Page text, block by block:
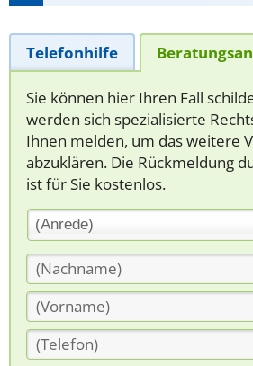
Telefonhilfe
Sie können hier Ihren Fall
werden sich spezialisierte
Ihnen melden, um das weitere
abzuklären. Die Rückmeldung
ist für Sie kostenlos.
(Anrede)